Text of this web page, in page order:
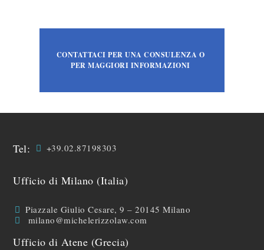
CONTATTACI PER UNA CONSULENZA O
PER MAGGIORI INFORMAZIONI
Tel: +39.02.87198303
Ufficio di Milano (Italia)
Piazzale Giulio Cesare, 9 – 20145 Milano
milano@michelerizzolaw.com
Ufficio di Atene (Grecia)